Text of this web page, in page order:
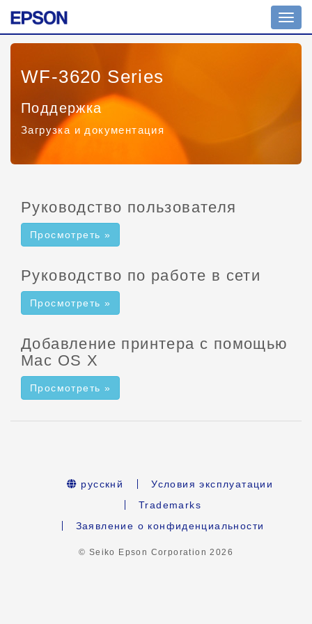
WF-3620 Series
Поддержка
Загрузка и документация
Руководство пользователя
Просмотреть »
Руководство по работе в сети
Просмотреть »
Добавление принтера с помощью
Mac OS X
Просмотреть »
русскнй
Условия эксплуатации
Trademarks
Заявление о конфиденциальности
© Seiko Epson Corporation2026